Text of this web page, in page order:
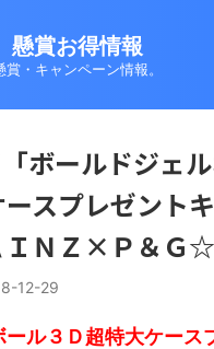
懸賞お得情報
賞・キャンペーン情報。
ボールドジェ
スプレゼント
ＮＺ×Ｐ＆Ｇ☆
12-29
ル３Ｄ超特大ケース